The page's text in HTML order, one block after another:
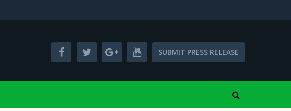
SUBMIT PRESS RELEASE